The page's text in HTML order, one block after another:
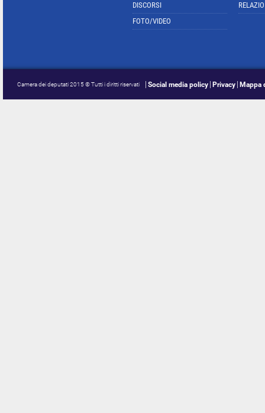
DISCORSI
FOTO/VIDEO
Camera dei deputati 2015 © Tutti i diritti riservati Social media policy Privacy Mappa